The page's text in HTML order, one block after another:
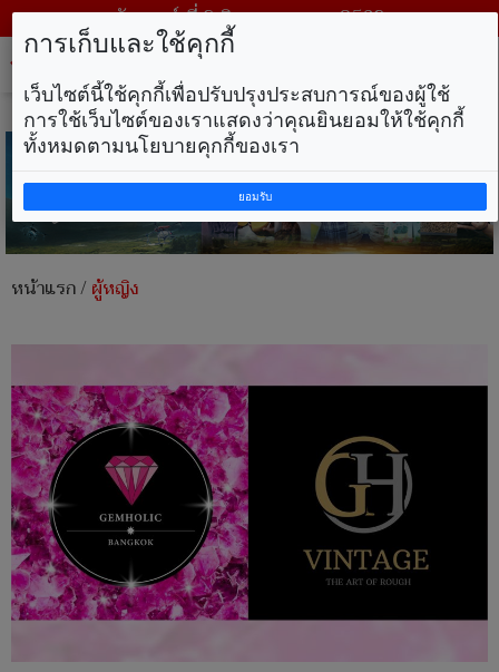
วันเสาร์ ที่ 8 สิงหาคม พ.ศ. 2569
หน้าแรก/ผู้หญิง
การเก็บและใช้คุกกี้
เว็บไซต์นี้ใช้คุกกี้เพื่อปรับปรุงประสบการณ์ของผู้ใช้
การใช้เว็บไซต์ของเราแสดงว่าคุณยินยอมให้ใช้คุกกี้
ทั้งหมดตามนโยบายคุกกี้ของเรา
ยอมรับ